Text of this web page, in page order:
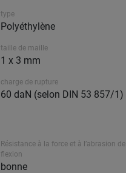
type
Polyéthylène
taille de maille
1 x 3 mm
charge de rupture
60 daN (selon DIN 53 857/1)
Résistance à la force et à l’abrasion de
flexion
bonne